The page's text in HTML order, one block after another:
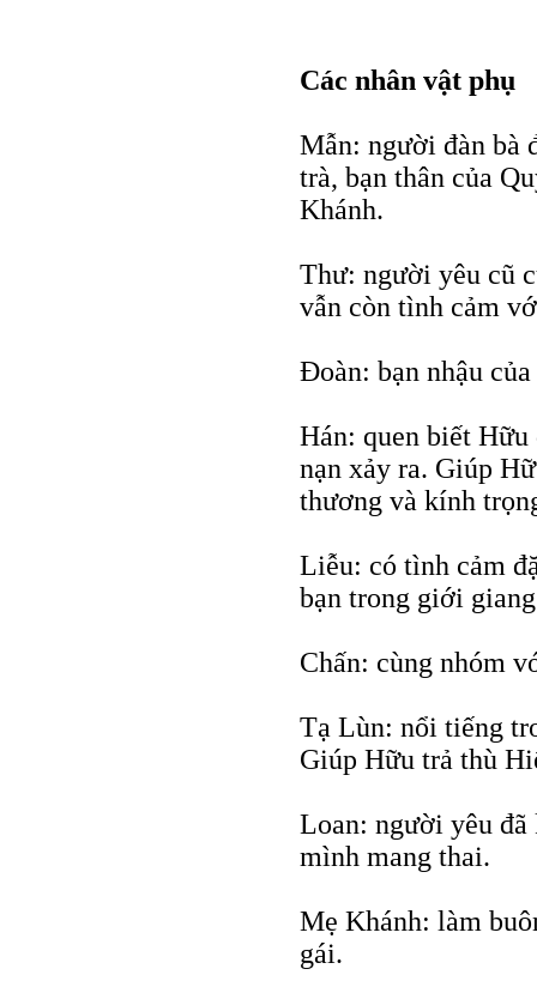
Các nhân vật phụ
Mẫn: người đàn bà
trà, bạn thân của
Khánh.
Thư: người yêu cũ
vẫn còn tình cảm
Đoàn: bạn nhậu
Hán: quen biết
nạn xảy ra. Giúp
thương và kính
Liễu: có tình cảm
bạn trong giới
Chấn: cùng nhóm
Tạ Lùn: nổi tiếng
Giúp Hữu trả thù
Loan: người yêu
mình mang thai.
Mẹ Khánh: làm
gái.